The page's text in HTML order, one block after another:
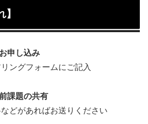
申し込み
ングフォームにご記入
課題の共有
どがあればお送りください